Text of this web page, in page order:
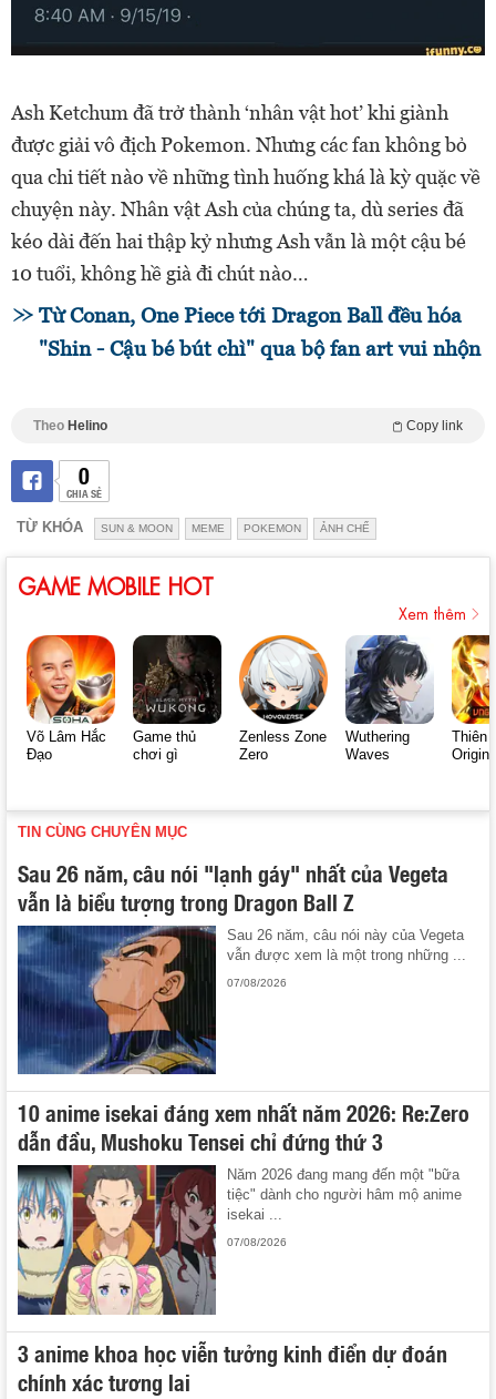
Ash Ketchum đã trở thành ‘nhân vật hot’ khi giành
được giải vô địch Pokemon. Nhưng các fan không bỏ
qua chi tiết nào về những tình huống khá là kỳ quặc về
chuyện này. Nhân vật Ash của chúng ta, dù series đã
kéo dài đến hai thập kỷ nhưng Ash vẫn là một cậu bé
10 tuổi, không hề già đi chút nào…
Từ Conan, One Piece tới Dragon Ball đều hóa
"Shin - Cậu bé bút chì" qua bộ fan art vui nhộn
Theo Helino Copy link
0
CHIA SẺ
TỪ KHÓA SUN & MOON MEME POKEMON ẢNH CHẾ
GAME MOBILE HOT
Xem thêm
Võ Lâm Hắc
Đạo
Game thủ
chơi gì
Zenless Zone
Zero
Wuthering
Waves
Thiên
Origin
TIN CÙNG CHUYÊN MỤC
Sau 26 năm, câu nói "lạnh gáy" nhất của Vegeta
vẫn là biểu tượng trong Dragon Ball Z
Sau 26 năm, câu nói này của Vegeta
vẫn được xem là một trong những ...
07/08/2026
10 anime isekai đáng xem nhất năm 2026: Re:Zero
dẫn đầu, Mushoku Tensei chỉ đứng thứ 3
Năm 2026 đang mang đến một "bữa
tiệc" dành cho người hâm mộ anime
isekai ...
07/08/2026
3 anime khoa học viễn tưởng kinh điển dự đoán
chính xác tương lai